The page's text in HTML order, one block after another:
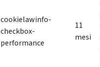
cookielawinfo-
checkbox-
performance
11
mesi